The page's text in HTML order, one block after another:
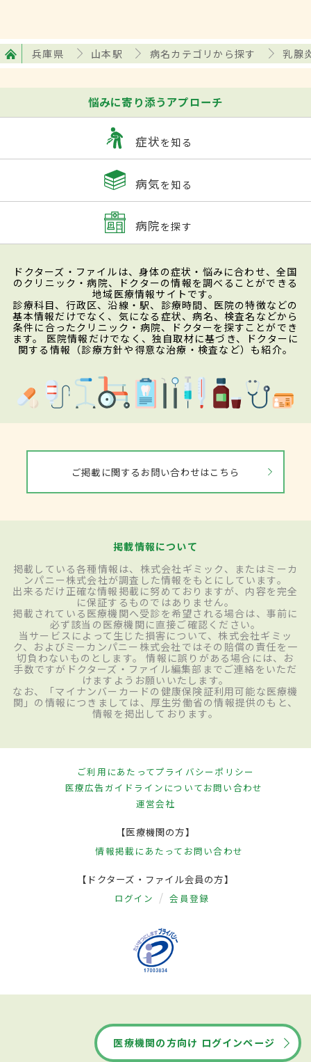
兵庫県 山本駅 病名カテゴリから探す 乳腺
悩みに寄り添うアプローチ
症状を知る
病気を知る
病院を探す
ドクターズ・ファイルは、身体の症状・悩みに合わせ、全国
のクリニック・病院、ドクターの情報を調べることができる
地域医療情報サイトです。
診療科目、行政区、沿線・駅、診療時間、医院の特徴などの
基本情報だけでなく、気になる症状、病名、検査名などから
条件に合ったクリニック・病院、ドクターを探すことができ
ます。 医院情報だけでなく、独自取材に基づき、ドクターに
関する情報（診療方針や得意な治療・検査など）も紹介。
ご掲載に関するお問い合わせはこちら
掲載情報について
掲載している各種情報は、株式会社ギミック、またはミーカ
ンパニー株式会社が調査した情報をもとにしています。
出来るだけ正確な情報掲載に努めておりますが、内容を完全
に保証するものではありません。
掲載されている医療機関へ受診を希望される場合は、事前に
必ず該当の医療機関に直接ご確認ください。
当サービスによって生じた損害について、株式会社ギミッ
ク、およびミーカンパニー株式会社ではその賠償の責任を一
切負わないものとします。 情報に誤りがある場合には、お
手数ですがドクターズ・ファイル編集部までご連絡をいただ
けますようお願いいたします。
なお、「マイナンバーカードの健康保険証利用可能な医療機
関」の情報につきましては、厚生労働省の情報提供のもと、
情報を掲出しております。
ご利用にあたってプライバシーポリシー
医療広告ガイドラインについてお問い合わせ
運営会社
【医療機関の方】
情報掲載にあたって お問い合わせ
【ドクターズ・ファイル会員の方】
ログイン 会員登録
医療機関の方向け ログインページ